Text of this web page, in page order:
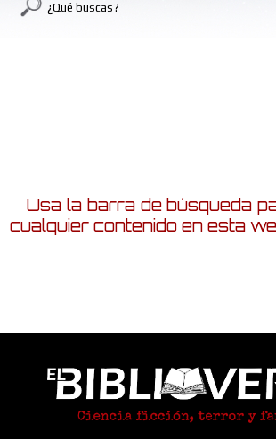
¿Qué buscas?
Usa la barra de búsqueda
cualquier contenido en esta